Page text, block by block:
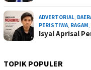
ADVERTORIAL
PERISTIWA RAGAM
Isyal Aprisal
TOPIK POPULER